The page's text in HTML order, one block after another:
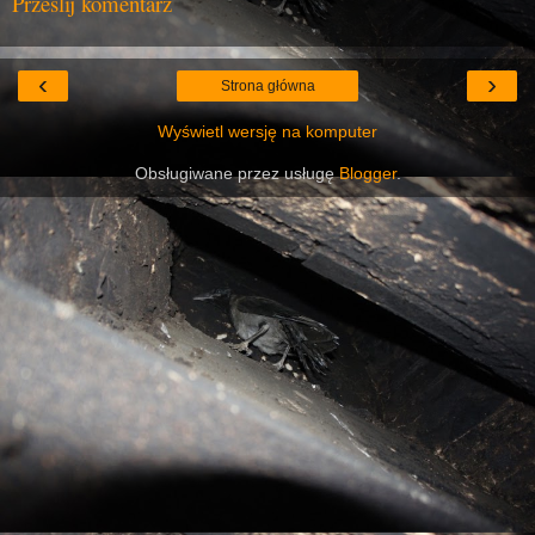
‹ ›
Strona główna
Wyświetl wersję na komputer
Obsługiwane przez usługęBlogger.